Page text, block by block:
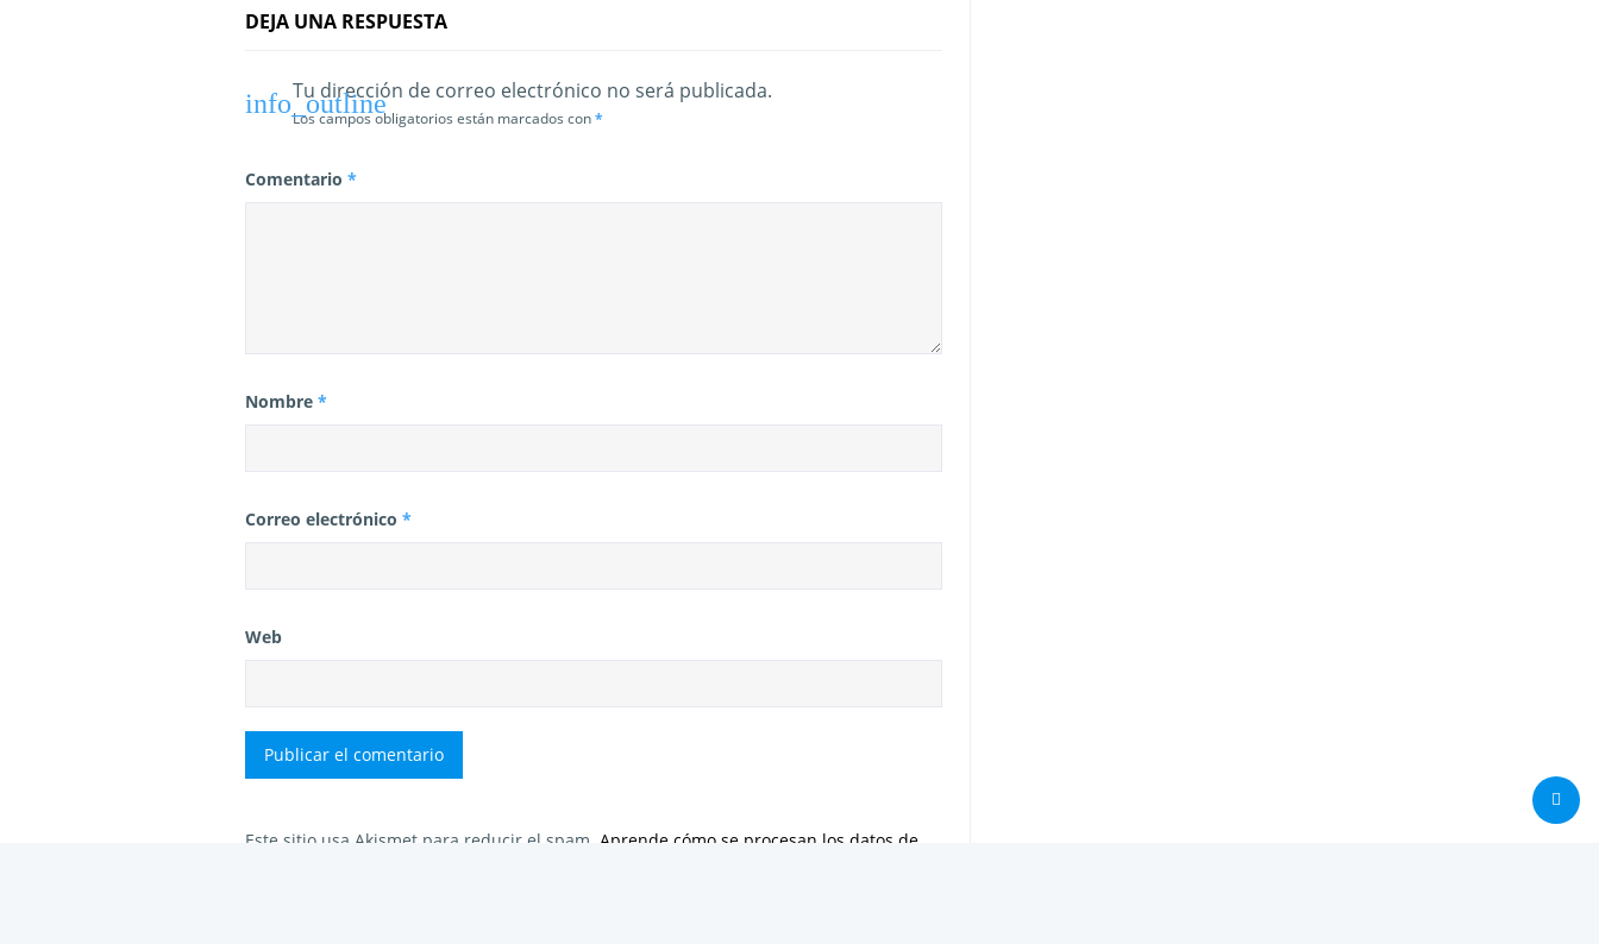
t
a
a
DEJA UNA RESPUESTA
Tu dirección de correo electrónico no será publicada.
Los campos obligatorios están marcados con*
Comentario *
Nombre *
Correo electrónico *
Web
Este sitio usa Akismet para reducir el spam. Aprende cómo se procesan los datos de